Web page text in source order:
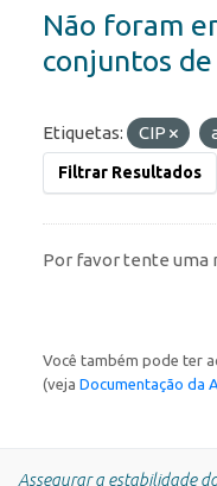
Não foram
conjuntos de
Etiquetas: CIP
Filtrar Resultados
Por favor tente uma
Você também pode ter
(veja Documentação da
Assegurar a estabilidade